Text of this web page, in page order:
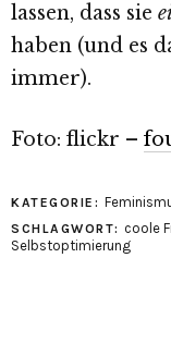
lassen, dass sie
haben (und es
immer).
Foto: flickr –
KATEGORIE:
SCHLAGWORT: coole
Selbstoptimierung